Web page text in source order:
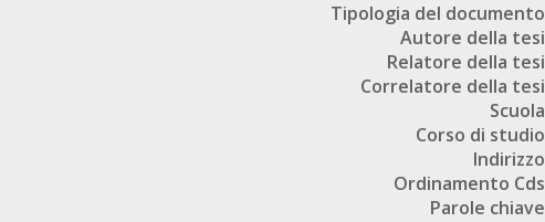
Tipologia del documento
Autore della tesi
Relatore della tesi
Correlatore della tesi
Scuola
Corso di studio
Indirizzo
Ordinamento Cds
Parole chiave